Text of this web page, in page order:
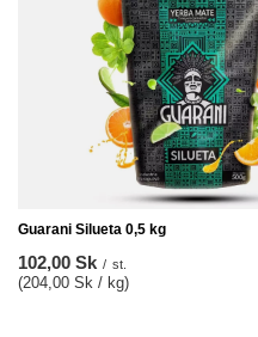
Guarani Silueta 0,5 kg
102,00 Sk / st.
(204,00 Sk / kg)